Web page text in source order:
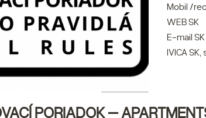
Mobil /
WEB SK
E-mail SK
IVICA SK,
PORIADOK –